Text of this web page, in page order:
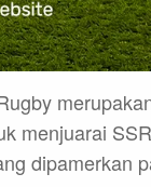
menjuarai
dipamerkan